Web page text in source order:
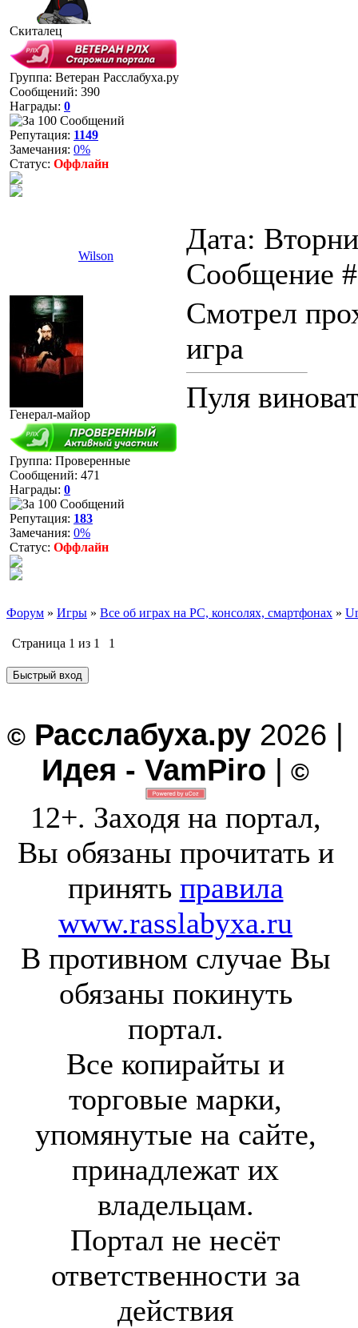
Скиталец
Группа: Ветеран Расслабуха.ру
Сообщений: 390
Награды: 0
Репутация: 1149
Замечания: 0%
Статус: Оффлайн
Wilson
Дата:
Сообщение
Генерал-майор
Группа: Проверенные
Сообщений: 471
Награды: 0
Репутация: 183
Замечания: 0%
Статус: Оффлайн
Смотрел
игра
Пуля
Форум » Игры » Все об играх на PC, консолях, смартфонах »
Страница 1 из 1 1
© Расслабуха.ру 2026 |
Идея - VamPiro | ©
12+. Заходя на портал,
Вы обязаны прочитать и
принять правила
www.rasslabyxa.ru
В противном случае Вы
обязаны покинуть
портал.
Все копирайты и
торговые марки,
упомянутые на сайте,
принадлежат их
владельцам.
Портал не несёт
ответственности за
действия